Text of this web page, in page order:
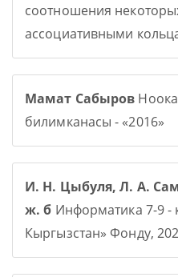
соотношения
ассоциативными
Мамат Сабыров
билимканасы - «2016»
И. Н. Цыбуля, Л. А.
ж. б Информатика 7-9 -
Кыргызстан» Фонду,